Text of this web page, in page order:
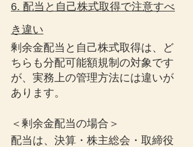
6. 配当と自己株式取得で注意すべ
き違い
剰余金配当と自己株式取得は、ど
ちらも分配可能額規制の対象です
が、実務上の管理方法には違いが
あります。
＜剰余金配当の場合＞
配当は、決算・株主総会・取締役